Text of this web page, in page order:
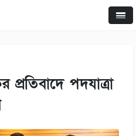
পদযাত্রা